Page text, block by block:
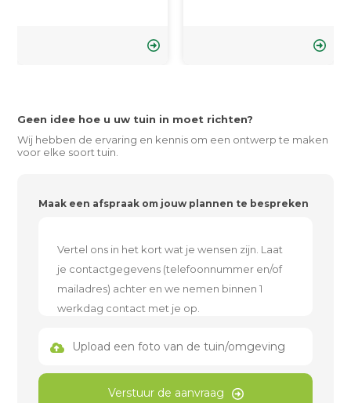
Geen idee hoe u uw tuin in moet richten?
Wij hebben de ervaring en kennis om een ontwerp te maken
voor elke soort tuin.
Maak een afspraak om jouw plannen te bespreken
Upload een foto van de tuin/omgeving
Verstuur de aanvraag